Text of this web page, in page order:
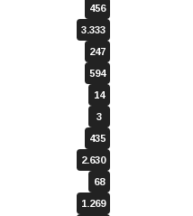
456
3.333
247
594
14
3
435
2.630
68
1.269